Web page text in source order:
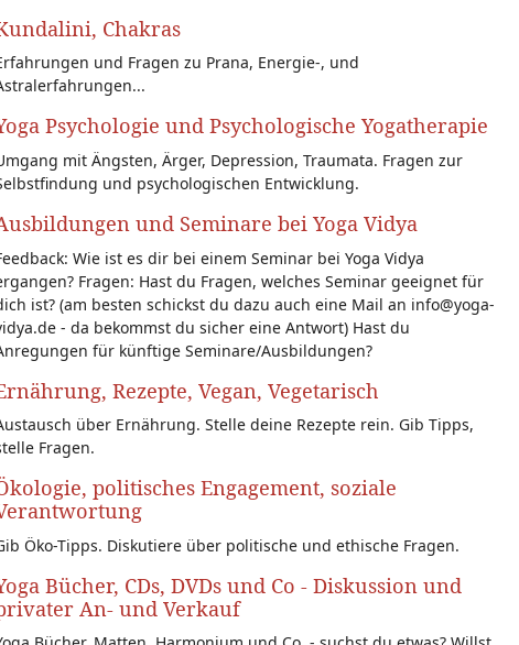
Chakras
und Fragen zu Prana, Energie-, und
Psychologie und Psychologische Yogatherapie
mit Ängsten, Ärger, Depression, Traumata. Fragen zur
und psychologischen Entwicklung.
und Seminare bei Yoga Vidya
Wie ist es dir bei einem Seminar bei Yoga Vidya
Fragen: Hast du Fragen, welches Seminar geeignet für
ist? (am besten schickst du dazu auch eine Mail an info@yoga-
- da bekommst du sicher eine Antwort) Hast du
für künftige Seminare/Ausbildungen?
Rezepte, Vegan, Vegetarisch
über Ernährung. Stelle deine Rezepte rein. Gib Tipps,
Fragen.
politisches Engagement, soziale
Öko-Tipps. Diskutiere über politische und ethische Fragen.
Bücher, CDs, DVDs und Co - Diskussion und
An- und Verkauf